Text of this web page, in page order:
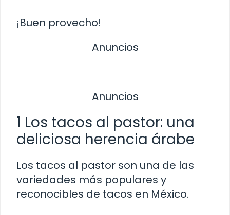
¡Buen provecho!
Anuncios
Anuncios
1 Los tacos al pastor: una
deliciosa herencia árabe
Los tacos al pastor son una de las
variedades más populares y
reconocibles de tacos en México.